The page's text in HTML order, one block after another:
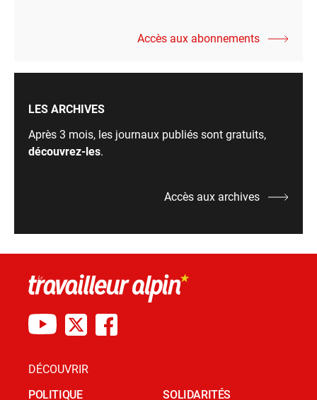
Accès aux abonnements
LES ARCHIVES
Après 3 mois, les journaux publiés sont gratuits,
découvrez-les.
Accès aux archives
DÉCOUVRIR
POLITIQUE
SOLIDARITÉS